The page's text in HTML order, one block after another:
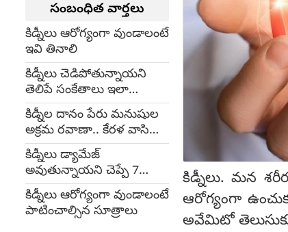
సంబంధిత వార్తలు
కిడ్నీలు ఆరోగ్యంగా వుండాలంటే
ఇవి తినాలి
కిడ్నీలు చెడిపోతున్నాయని
తెలిపే సంకేతాలు ఇలా
వుంటాయి
కిడ్నీల దానం పేరు మనుషుల
అక్రమ రవాణా.. కేరళ వాసి
అరెస్టు!!
కిడ్నీలు డ్యామేజ్
అవుతున్నాయని చెప్పే 7
సంకేతాలు
కిడ్నీలు ఆరోగ్యంగా వుండాలంటే
పాటించాల్సిన సూత్రాలు
కిడ్నీలు. మన
ఆరోగ్యంగా
అవేమిటో